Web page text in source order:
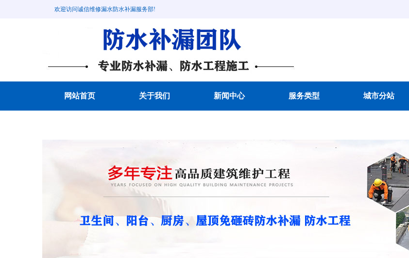
欢迎访问诚信维修漏水防水补漏服务部!
网站首页 关于我们 新闻中心 服务类型 城市分站